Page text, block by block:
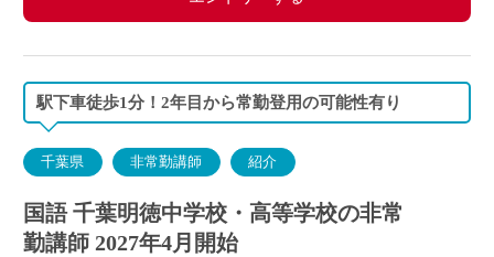
駅下車徒歩1分！2年目から常勤登用の可能性有り
千葉県 非常勤講師 紹介
国語 千葉明徳中学校・高等学校の非常
勤講師 2027年4月開始